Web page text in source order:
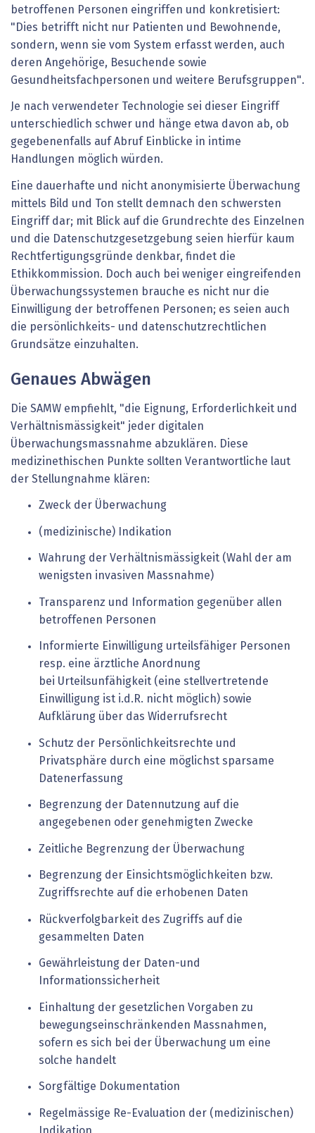
betroffenen Personen eingriffen und konkretisiert:
"Dies betrifft nicht nur Patienten und Bewohnende,
sondern, wenn sie vom System erfasst werden, auch
deren Angehörige, Besuchende sowie
Gesundheitsfachpersonen und weitere Berufsgruppen".
Je nach verwendeter Technologie sei dieser Eingriff
unterschiedlich schwer und hänge etwa davon ab, ob
gegebenenfalls auf Abruf Einblicke in intime
Handlungen möglich würden.
Eine dauerhafte und nicht anonymisierte Überwachung
mittels Bild und Ton stellt demnach den schwersten
Eingriff dar; mit Blick auf die Grundrechte des Einzelnen
und die Datenschutzgesetzgebung seien hierfür kaum
Rechtfertigungsgründe denkbar, findet die
Ethikkommission. Doch auch bei weniger eingreifenden
Überwachungssystemen brauche es nicht nur die
Einwilligung der betroffenen Personen; es seien auch
die persönlichkeits- und datenschutzrechtlichen
Grundsätze einzuhalten.
Genaues Abwägen
Die SAMW empfiehlt, "die Eignung, Erforderlichkeit und
Verhältnismässigkeit" jeder digitalen
Überwachungsmassnahme abzuklären. Diese
medizinethischen Punkte sollten Verantwortliche laut
der Stellungnahme klären:
Zweck der Überwachung
(medizinische) Indikation
Wahrung der Verhältnismässigkeit (Wahl der am
wenigsten invasiven Massnahme)
Transparenz und Information gegenüber allen
betroffenen Personen
Informierte Einwilligung urteilsfähiger Personen
resp. eine ärztliche Anordnung
bei Urteilsunfähigkeit (eine stellvertretende
Einwilligung ist i.d.R. nicht möglich) sowie
Aufklärung über das Widerrufsrecht
Schutz der Persönlichkeitsrechte und
Privatsphäre durch eine möglichst sparsame
Daten­erfassung
Begrenzung der Datennutzung auf die
angegebenen oder genehmigten Zwecke
Zeitliche Begrenzung der Überwachung
Begrenzung der Einsichtsmöglichkeiten bzw.
Zugriffsrechte auf die erhobenen Daten
Rückverfolgbarkeit des Zugriffs auf die
gesammelten Daten
Gewährleistung der Daten-und
Informationssicherheit
Einhaltung der gesetzlichen Vorgaben zu
bewegungseinschränkenden Massnahmen,
sofern es sich bei der Überwachung um eine
solche handelt
Sorgfältige Dokumentation
Regelmässige Re-Evaluation der (medizinischen)
Indikation